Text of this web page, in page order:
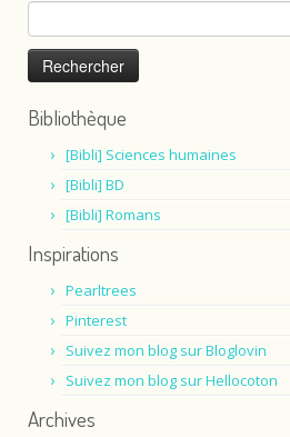
Rechercher :
Bibliothèque
[Bibli] Sciences humaines
[Bibli] BD
[Bibli] Romans
Inspirations
Pearltrees
Pinterest
Suivez mon blog sur Bloglovin
Suivez mon blog sur Hellocoton
Archives